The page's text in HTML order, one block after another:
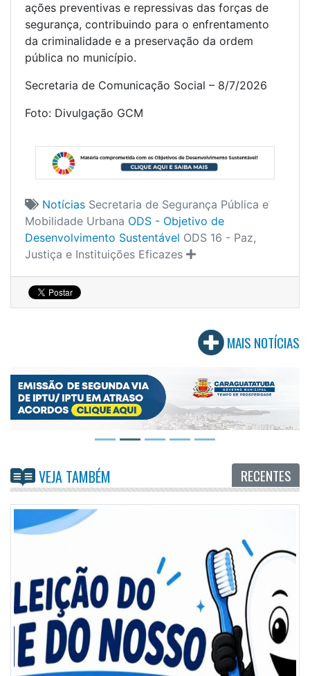
ações preventivas e repressivas das forças de
segurança, contribuindo para o enfrentamento
da criminalidade e a preservação da ordem
pública no município.
Secretaria de Comunicação Social – 8/7/2026
Foto: Divulgação GCM
Notícias Secretaria de Segurança Pública e
Mobilidade Urbana ODS - Objetivo de
Desenvolvimento Sustentável ODS 16 - Paz,
Justiça e Instituições Eficazes
MAIS NOTÍCIAS
VEJA TAMBÉM RECENTES